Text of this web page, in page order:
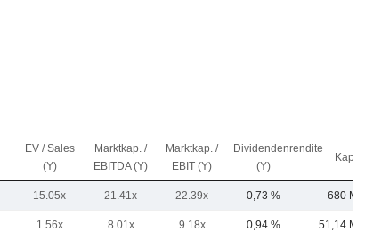
EV / Sales
(Y)
Marktkap. /
EBITDA (Y)
Marktkap. /
EBIT (Y)
Dividendenrendite
(Y)
Kap.($)
15.05x 21.41x 22.39x 0,73 % 680 Mrd.
1.56x 8.01x 9.18x 0,94 % 51,14 Mrd.